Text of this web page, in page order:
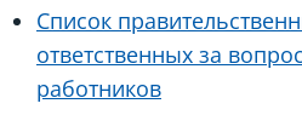
Список
ответственных за
работников